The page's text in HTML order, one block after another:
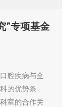
”专项基金
腔疾病与全
的优势条
室的合作关